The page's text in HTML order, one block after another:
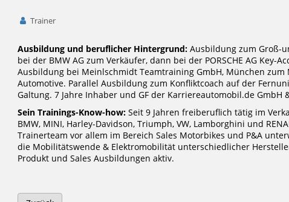
Trainer
Ausbildung und beruflicher Hintergrund: Ausbildung zum Groß-
bei der BMW AG zum Verkäufer, dann bei der PORSCHE AG Key-
Ausbildung bei Meinlschmidt Teamtraining GmbH, München
Automotive. Parallel Ausbildung zum Konfliktcoach auf der
Galtung. 7 Jahre Inhaber und GF der Karriereautomobil.de GmbH
Sein Trainings-Know-how: Seit 9 Jahren freiberuflich tätig im
BMW, MINI, Harley-Davidson, Triumph, VW, Lamborghini und
Trainerteam vor allem im Bereich Sales Motorbikes und P&A
die Mobilitätswende & Elektromobilität unterschiedlicher
Produkt und Sales Ausbildungen aktiv.